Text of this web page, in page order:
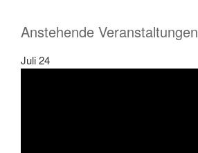
Anstehende Veranstaltungen
Juli24